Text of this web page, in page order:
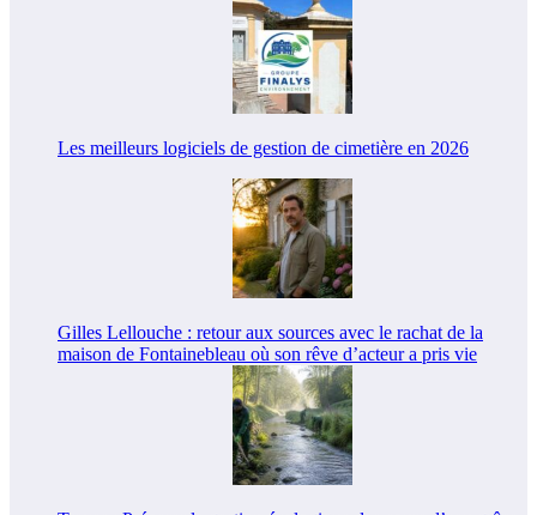
Les meilleurs logiciels de gestion de cimetière en 2026
Gilles Lellouche : retour aux sources avec le rachat de la
maison de Fontainebleau où son rêve d’acteur a pris vie